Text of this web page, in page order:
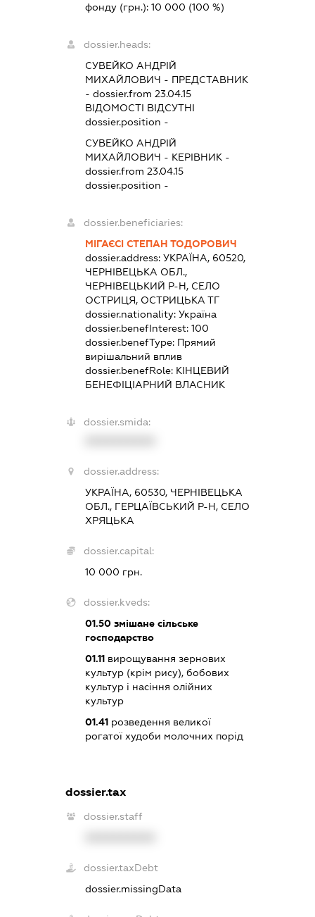
фонду (грн.): 10 000 (100 %)
dossier.heads:
СУВЕЙКО АНДРІЙ
МИХАЙЛОВИЧ - ПРЕДСТАВНИК
- dossier.from 23.04.15
ВІДОМОСТІ ВІДСУТНІ
dossier.position -
СУВЕЙКО АНДРІЙ
МИХАЙЛОВИЧ - КЕРІВНИК-
dossier.from 23.04.15
dossier.position -
dossier.beneficiaries:
МІГАЄСІ СТЕПАН ТОДОРОВИЧ
dossier.address: УКРАЇНА, 60520,
ЧЕРНІВЕЦЬКА ОБЛ.,
ЧЕРНІВЕЦЬКИЙ Р-Н, СЕЛО
ОСТРИЦЯ, ОСТРИЦЬКА ТГ
dossier.nationality: Україна
dossier.benefInterest: 100
dossier.benefType: Прямий
вирішальний вплив
dossier.benefRole: КІНЦЕВИЙ
БЕНЕФІЦІАРНИЙ ВЛАСНИК
dossier.smida:
dossier.address:
УКРАЇНА, 60530, ЧЕРНІВЕЦЬКА
ОБЛ., ГЕРЦАЇВСЬКИЙ Р-Н, СЕЛО
ХРЯЦЬКА
dossier.capital:
10 000 грн.
dossier.kveds:
01.50змішане сільське
господарство
01.11вирощування зернових
культур (крім рису), бобових
культур і насіння олійних
культур
01.41розведення великої
рогатої худоби молочних порід
dossier.tax
dossier.staff
dossier.taxDebt
dossier.missingData